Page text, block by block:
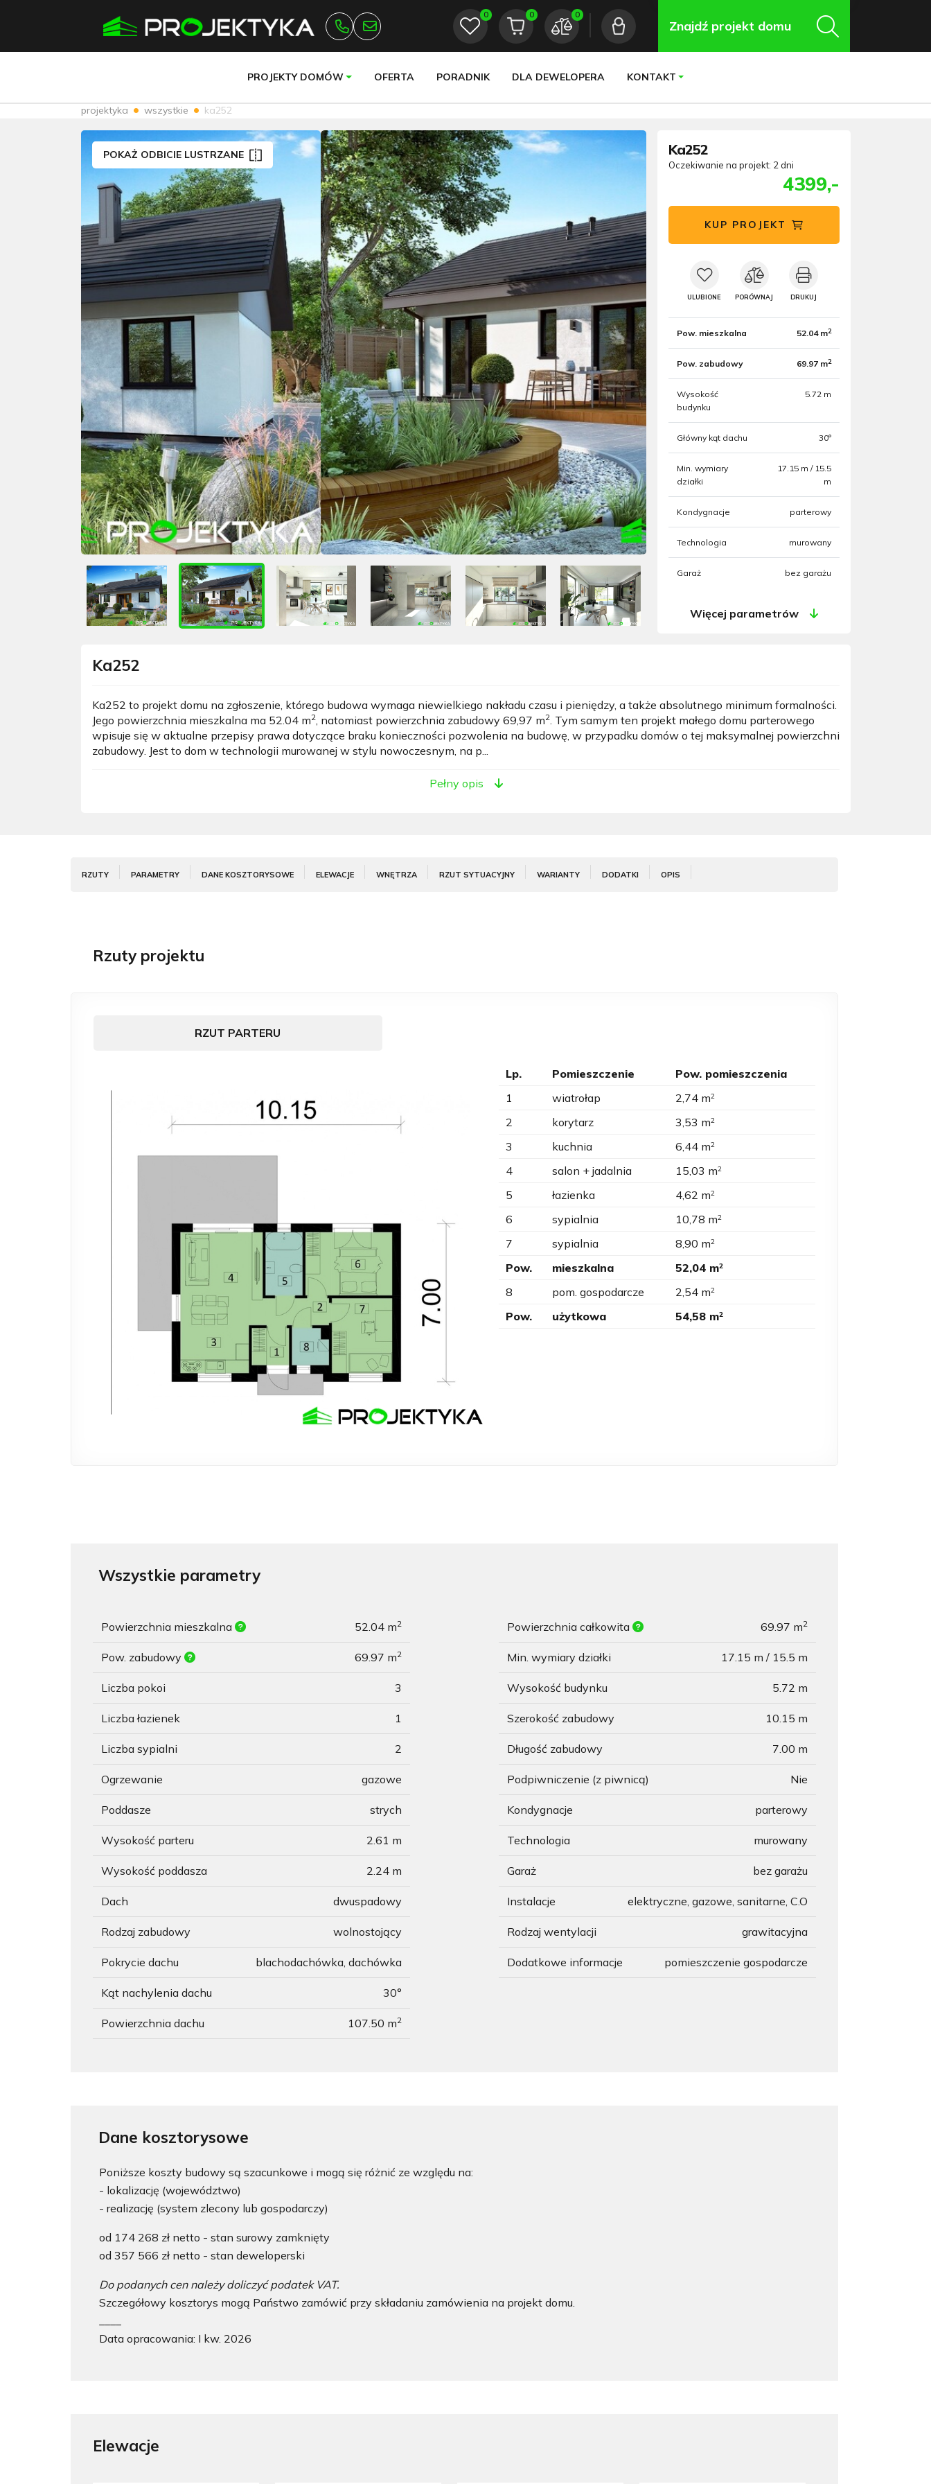
0 0 0
PROJEKTY DOMÓW OFERTA PORADNIK DLA DEWELOPERA KONTAKT
Znajdź projekt domu
projektyka wszystkie ka252
Ka252
Ka252 to projekt domu na zgłoszenie, którego budowa wymaga niewielkiego nakładu czasu i pieniędzy, a także absolutnego minimum formalności.
Jego powierzchnia mieszkalna ma 52.04 m2, natomiast powierzchnia zabudowy 69,97 m2. Tym samym ten projekt małego domu parterowego
wpisuje się w aktualne przepisy prawa dotyczące braku konieczności pozwolenia na budowę, w przypadku domów o tej maksymalnej powierzchni
zabudowy. Jest to dom w technologii murowanej w stylu nowoczesnym, na p...
Pełny opis
POKAŻ ODBICIE LUSTRZANE Ka252
Oczekiwanie na projekt: 2 dni
4399,-
KUP PROJEKT
ULUBIONE PORÓWNAJ DRUKUJ
Pow. mieszkalna 52.04 m2
Pow. zabudowy 69.97 m2
Wysokość
budynku
5.72 m
Główny kąt dachu 30°
Min. wymiary
działki
17.15 m / 15.5
m
Kondygnacje parterowy
Technologia murowany
Garaż bez garażu
Więcej parametrów
RZUTY PARAMETRY DANE KOSZTORYSOWE ELEWACJE WNĘTRZA RZUT SYTUACYJNY WARIANTY DODATKI OPIS
Rzuty projektu
RZUT PARTERU
Lp. Pomieszczenie
Pow. pomieszczenia
1
wiatrołap 2,74 m2
2 korytarz 3,53 m2
3 kuchnia 6,44 m2
4 salon + jadalnia 15,03 m2
5 łazienka 4,62 m2
6 sypialnia 10,78 m2
7 sypialnia 8,90 m2
Pow. mieszkalna 52,04 m2
8 pom. gospodarcze 2,54 m2
Pow. użytkowa 54,58 m2
Wszystkie parametry
Powierzchnia mieszkalna 52.04 m2
Pow. zabudowy 69.97 m2
Liczba pokoi 3
Liczba łazienek 1
Liczba sypialni 2
Ogrzewanie gazowe
Poddasze strych
Wysokość parteru 2.61 m
Wysokość poddasza 2.24 m
Dach dwuspadowy
Rodzaj zabudowy wolnostojący
Pokrycie dachu blachodachówka, dachówka
Kąt nachylenia dachu 30°
Powierzchnia dachu 107.50 m2
Powierzchnia całkowita 69.97 m2
Min. wymiary działki 17.15 m / 15.5 m
Wysokość budynku 5.72 m
Szerokość zabudowy 10.15 m
Długość zabudowy 7.00 m
Podpiwniczenie (z piwnicą) Nie
Kondygnacje parterowy
Technologia murowany
Garaż bez garażu
Instalacje elektryczne, gazowe, sanitarne, C.O
Rodzaj wentylacji grawitacyjna
Dodatkowe informacje pomieszczenie gospodarcze
Dane kosztorysowe
Poniższe koszty budowy są szacunkowe i mogą się różnić ze względu na:
- lokalizację (województwo)
- realizację (system zlecony lub gospodarczy)
od 174 268 zł netto - stan surowy zamknięty
od 357 566 zł netto - stan deweloperski
Do podanych cen należy doliczyć podatek VAT.
Szczegółowy kosztorys mogą Państwo zamówić przy składaniu zamówienia na projekt domu.
Data opracowania: I kw. 2026
Elewacje